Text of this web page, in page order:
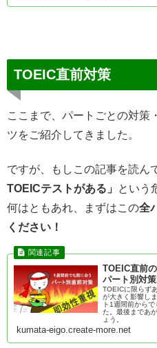
TOEIC直前対策
ここまで、パートごとの対策
ツをご紹介してきました。
ですが、もしこの記事を読ん
TOEICテストがある」
という
何はともあれ、まずはこの全
ください！
TOEIC直前
パート別対
TOEICに限らず
が大きく影響し
ト1週間前から
た。最後まであ
ょう。
kumata-eigo.create-more.net